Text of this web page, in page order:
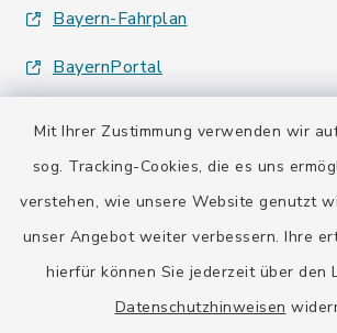
Mit Ihrer Zustimmung verwenden wir
sog. Tracking-Cookies, die es uns
verstehen, wie unsere Website genutzt
unser Angebot weiter verbessern. Ihre
hierfür können Sie jederzeit über den
Datenschutzhinweisen
Bayern-Fahrplan
BayernPortal
Kontakt
Barrierefreiheit